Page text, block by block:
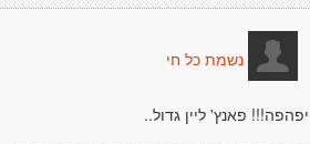
נשמת כל חי
יפהפה!!! פאנץ' ליין גדול..